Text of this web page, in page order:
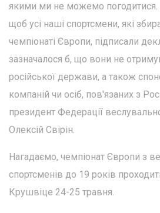
якими ми не можемо
щоб усі наші спортсмени, які
чемпіонаті Європи, підписали
зазначалося б, що вони не
російської держави, а також
компаній чи осіб, пов'язаних з
президент Федерації
Олексій Свірін.
Нагадаємо, чемпіонат Європи з
спортсменів до 19 років
Крушвіце 24-25 травня.